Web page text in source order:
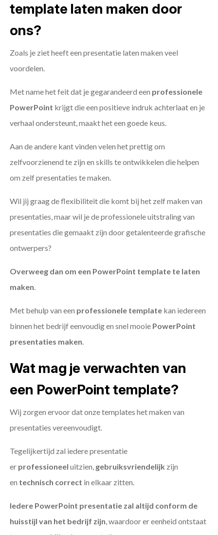
template laten maken door
ons?
Zoals je ziet heeft een presentatie laten maken veel
voordelen.
Met name het feit dat je gegarandeerd een professionele
PowerPoint krijgt die een positieve indruk achterlaat en je
verhaal ondersteunt, maakt het een goede keus.
Aan de andere kant vinden velen het prettig om
zelfvoorzienend te zijn en skills te ontwikkelen die helpen
om zelf presentaties te maken.
Wil jij graag de flexibiliteit die komt bij het zelf maken van
presentaties, maar wil je de professionele uitstraling van
presentaties die gemaakt zijn door getalenteerde grafische
ontwerpers?
Overweeg dan om een PowerPoint template te laten
maken.
Met behulp van een professionele template kan iedereen
binnen het bedrijf eenvoudig en snel mooie PowerPoint
presentaties maken.
Wat mag je verwachten van
een PowerPoint template?
Wij zorgen ervoor dat onze templates het maken van
presentaties vereenvoudigt.
Tegelijkertijd zal iedere presentatie
er professioneel uitzien, gebruiksvriendelijk zijn
en technisch correct in elkaar zitten.
Iedere PowerPoint presentatie zal altijd conform de
huisstijl van het bedrijf zijn, waardoor er eenheid ontstaat